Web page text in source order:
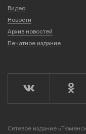
Видео
Новости
Архив новостей
Печатное издание
Сетевое издание